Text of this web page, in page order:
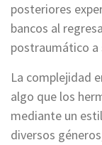
posteriores
bancos al
postraumático a
La complejidad
algo que los
mediante un
diversos